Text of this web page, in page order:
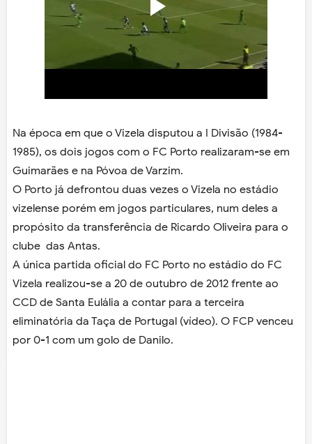
Na época em que o Vizela disputou a I Divisão (1984-
1985), os dois jogos com o FC Porto realizaram-se em
Guimarães e na Póvoa de Varzim.
O Porto já defrontou duas vezes o Vizela no estádio
vizelense porém em jogos particulares, num deles a
propósito da transferência de Ricardo Oliveira para o
clube das Antas.
A única partida oficial do FC Porto no estádio do FC
Vizela realizou-se a 20 de outubro de 2012 frente ao
CCD de Santa Eulália a contar para a terceira
eliminatória da Taça de Portugal (vídeo). O FCP venceu
por 0-1 com um golo de Danilo.